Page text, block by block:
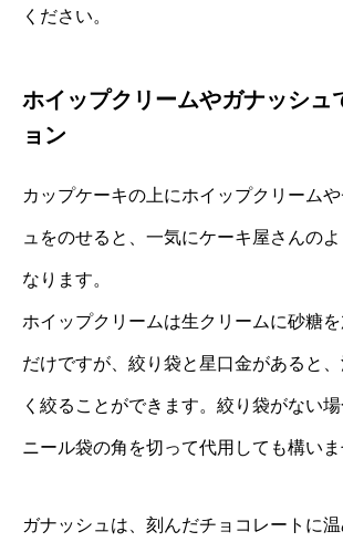
ください。
ホイップクリームやガナッシュ
ョン
カップケーキの上にホイップクリーム
ュをのせると、一気にケーキ屋さんの
なります。
ホイップクリームは生クリームに砂糖
だけですが、絞り袋と星口金があると
く絞ることができます。絞り袋がない
ニール袋の角を切って代用しても構いま
ガナッシュは、刻んだチョコレートに